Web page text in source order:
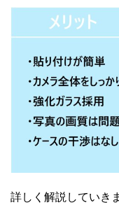
詳しく解説していき